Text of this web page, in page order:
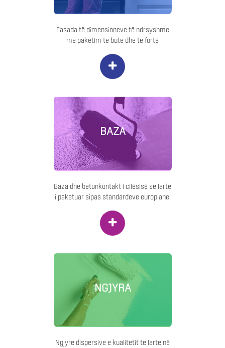
Fasada të dimensioneve të ndrsyshme
me paketim të butë dhe të fortë
+
BAZA
Baza dhe betonkontakt i cilësisë së lartë
i paketuar sipas standardeve europiane
+
NGJYRA
Ngjyrë dispersive e kualitetit të lartë në